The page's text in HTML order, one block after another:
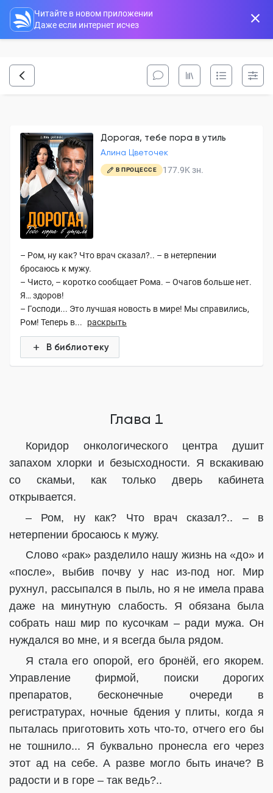
Читайте в новом приложении
Даже если интернет исчез
Дорогая, тебе пора в утиль
Алина Цветочек
В ПРОЦЕССЕ 177.9K зн.
– Ром, ну как? Что врач сказал?.. – в нетерпении
бросаюсь к мужу.
– Чисто, – коротко сообщает Рома. – Очагов больше нет.
Я… здоров!
– Господи... Это лучшая новость в мире! Мы справились,
Ром! Теперь в...
раскрыть
В библиотеку
Глава 1
Коридор онкологического центра душит
запахом хлорки и безысходности. Я вскакиваю
со скамьи, как только дверь кабинета
открывается.
– Ром, ну как? Что врач сказал?.. – в
нетерпении бросаюсь к мужу.
Слово «рак» разделило нашу жизнь на «до» и
«после», выбив почву у нас из-под ног. Мир
рухнул, рассыпался в пыль, но я не имела права
даже на минутную слабость. Я обязана была
собрать наш мир по кусочкам – ради мужа. Он
нуждался во мне, и я всегда была рядом.
Я стала его опорой, его бронёй, его якорем.
Управление фирмой, поиски дорогих
препаратов, бесконечные очереди в
регистратурах, ночные бдения у плиты, когда я
пыталась приготовить хоть что-то, отчего его бы
не тошнило... Я буквально пронесла его через
этот ад на себе. А разве могло быть иначе? В
радости и в горе – так ведь?..